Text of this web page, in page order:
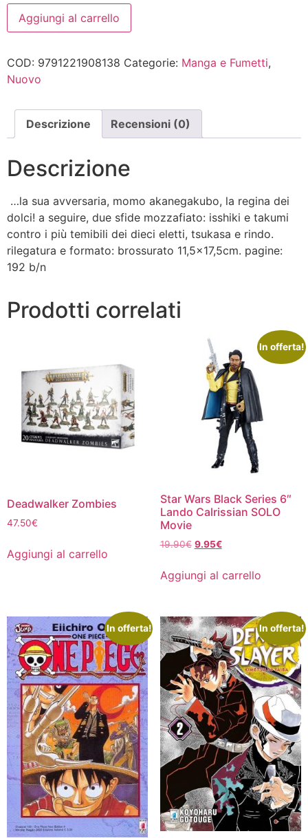
era:
7.00€.
è:
6.65€.
FOOD
WARS
29
Aggiungi al carrello
COD: 9791221908138 Categorie: Manga e Fumetti,
Nuovo
Descrizione Recensioni (0)
Descrizione
…la sua avversaria, momo akanegakubo, la regina dei
dolci! a seguire, due sfide mozzafiato: isshiki e takumi
contro i più temibili dei dieci eletti, tsukasa e rindo.
rilegatura e formato: brossurato 11,5×17,5cm. pagine:
192 b/n
Prodotti correlati
Deadwalker Zombies
47.50€
Aggiungi al carrello
In offerta!
Star Wars Black Series 6″
Lando Calrissian SOLO
Movie
19.90€ Il
originale
era:
9.95€Il
attuale
Aggiungi al carrello
In offerta! In offerta!